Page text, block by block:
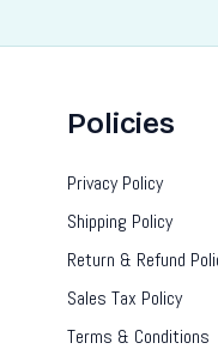
Policies
Privacy Policy
Shipping Policy
Return & Refund
Sales Tax Policy
Terms & Conditions